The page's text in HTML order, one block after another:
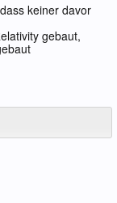
keiner davor
gebaut,